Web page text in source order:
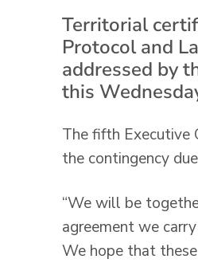
Territorial
Protocol and
addressed by
this
The fifth Executive
the contingency
“We will be
agreement we
We hope that